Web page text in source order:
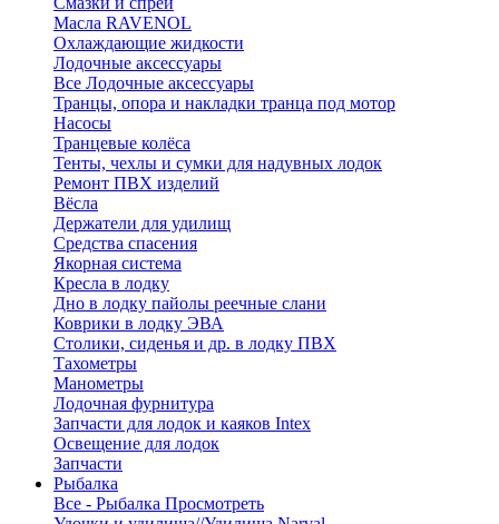
Масла RAVENOL
Охлаждающие жидкости
Лодочные аксессуары
Все Лодочные аксессуары
Транцы, опора и накладки транца под мотор
Насосы
Транцевые колёса
Тенты, чехлы и сумки для надувных лодок
Ремонт ПВХ изделий
Вёсла
Держатели для удилищ
Средства спасения
Якорная система
Кресла в лодку
Дно в лодку пайолы реечные слани
Коврики в лодку ЭВА
Столики, сиденья и др. в лодку ПВХ
Тахометры
Манометры
Лодочная фурнитура
Запчасти для лодок и каяков Intex
Освещение для лодок
Запчасти
Рыбалка
Все - Рыбалка Просмотреть